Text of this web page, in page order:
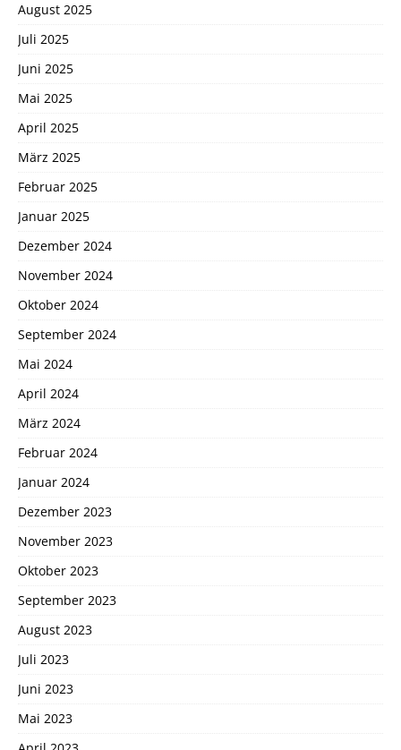
August 2025
Juli 2025
Juni 2025
Mai 2025
April 2025
März 2025
Februar 2025
Januar 2025
Dezember 2024
November 2024
Oktober 2024
September 2024
Mai 2024
April 2024
März 2024
Februar 2024
Januar 2024
Dezember 2023
November 2023
Oktober 2023
September 2023
August 2023
Juli 2023
Juni 2023
Mai 2023